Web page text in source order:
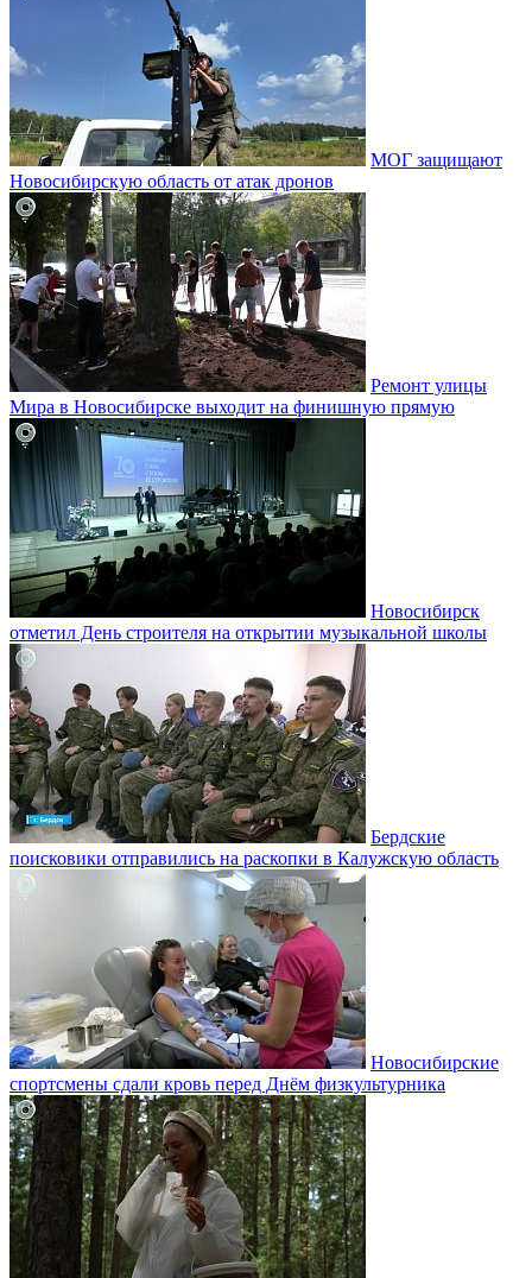
МОГ защищают
Новосибирскую область от атак дронов
Ремонт улицы
Мира в Новосибирске выходит на финишную прямую
Новосибирск
отметил День строителя на открытии музыкальной школы
Бердские
поисковики отправились на раскопки в Калужскую область
Новосибирские
спортсмены сдали кровь перед Днём физкультурника